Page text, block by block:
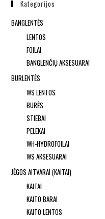
Kategorijos
BANGLENTĖS
LENTOS
FOILAI
BANGLENČIŲ AKSESUARAI
BURLENTĖS
WS LENTOS
BURĖS
STIEBAI
PELEKAI
WH-HYDROFOILAI
WS AKSESUARAI
JĖGOS AITVARAI (KAITAI)
KAITAI
KAITO BARAI
KAITO LENTOS